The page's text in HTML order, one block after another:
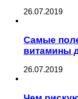
26.07.2019
Самые
витамины
26.07.2019